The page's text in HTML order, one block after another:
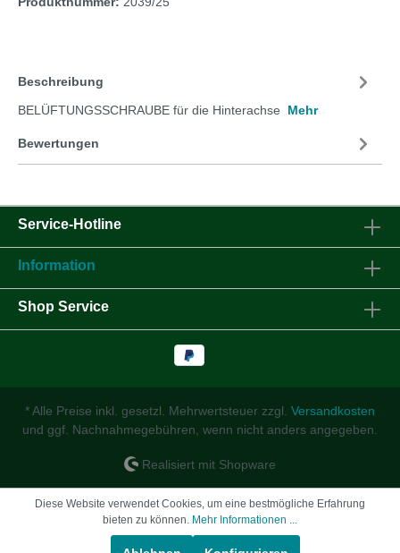
Beschreibung
BELÜFTUNGSSCHRAUBE für die Hinterachse Mehr
Bewertungen
Service-Hotline
Information
Shop Service
* Alle Preise inkl. gesetzl. Mehrwertsteuer zzgl. Versandkosten
und ggf. Nachnahmegebühren, wenn nicht anders angegeben.
Realisiert mit Shopware
Diese Website verwendet Cookies, um eine bestmögliche Erfahrung
bieten zu können. Mehr Informationen ...